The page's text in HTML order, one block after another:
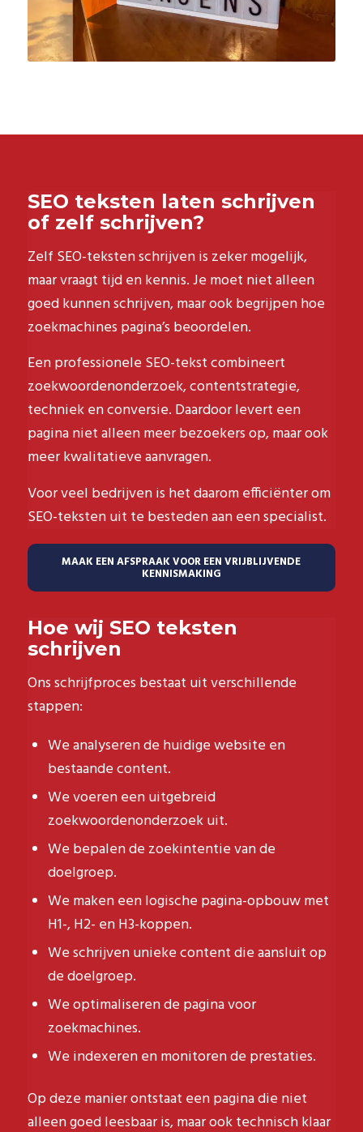
SEO teksten laten schrijven
of zelf schrijven?
Zelf SEO-teksten schrijven is zeker mogelijk,
maar vraagt tijd en kennis. Je moet niet alleen
goed kunnen schrijven, maar ook begrijpen hoe
zoekmachines pagina’s beoordelen.
Een professionele SEO-tekst combineert
zoekwoordenonderzoek, contentstrategie,
techniek en conversie. Daardoor levert een
pagina niet alleen meer bezoekers op, maar ook
meer kwalitatieve aanvragen.
Voor veel bedrijven is het daarom efficiënter om
SEO-teksten uit te besteden aan een specialist.
MAAK EEN AFSPRAAK VOOR EEN VRIJBLIJVENDE
KENNISMAKING
Hoe wij SEO teksten
schrijven
Ons schrijfproces bestaat uit verschillende
stappen:
We analyseren de huidige website en
bestaande content.
We voeren een uitgebreid
zoekwoordenonderzoek uit.
We bepalen de zoekintentie van de
doelgroep.
We maken een logische pagina-opbouw met
H1-, H2- en H3-koppen.
We schrijven unieke content die aansluit op
de doelgroep.
We optimaliseren de pagina voor
zoekmachines.
We indexeren en monitoren de prestaties.
Op deze manier ontstaat een pagina die niet
alleen goed leesbaar is, maar ook technisch klaar